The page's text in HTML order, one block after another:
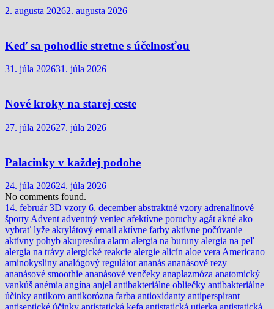
2. augusta 20262. augusta 2026
Keď sa pohodlie stretne s účelnosťou
31. júla 202631. júla 2026
Nové kroky na starej ceste
27. júla 202627. júla 2026
Palacinky v každej podobe
24. júla 202624. júla 2026
No comments found.
14. február 3D vzory 6. december abstraktné vzory adrenalínové
športy Advent adventný veniec afektívne poruchy agát akné ako
vybrať lyže akrylátový email aktívne farby aktívne počúvanie
aktívny pohyb akupresúra alarm alergia na buruny alergia na peľ
alergia na trávy alergické reakcie alergie alicín aloe vera Americano
aminokysliny analógový regulátor ananás ananásové rezy
ananásové smoothie ananásové venčeky anaplazmóza anatomický
vankúš anémia angína anjel antibakteriálne obliečky antibakteriálne
účinky antikoro antikorózna farba antioxidanty antiperspirant